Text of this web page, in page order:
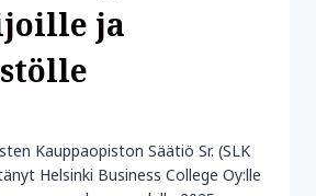
ja
Kauppaopiston Säätiö Sr. (SLK
Helsinki Business College Oy:lle